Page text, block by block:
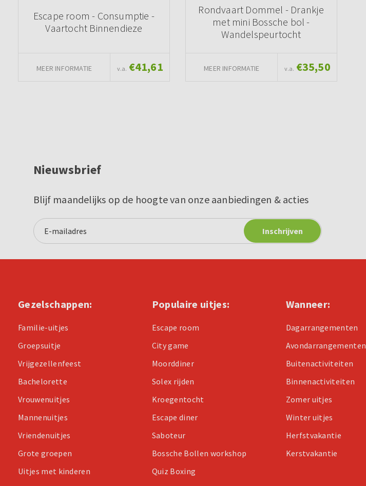
Escape room - Consumptie -
Vaartocht Binnendieze
MEER INFORMATIE v.a. €41,61
Rondvaart Dommel - Drankje
met mini Bossche bol -
Wandelspeurtocht
MEER INFORMATIE v.a. €35,50
Nieuwsbrief
Blijf maandelijks op de hoogte van onze aanbiedingen & acties
Gezelschappen:
Familie-uitjes
Groepsuitje
Vrijgezellenfeest
Bachelorette
Vrouwenuitjes
Mannenuitjes
Vriendenuitjes
Grote groepen
Uitjes met kinderen
Populaire uitjes:
Escape room
City game
Moorddiner
Solex rijden
Kroegentocht
Escape diner
Saboteur
Bossche Bollen workshop
Quiz Boxing
Wanneer:
Dagarrangementen
Avondarrangementen
Buitenactiviteiten
Binnenactiviteiten
Zomer uitjes
Winter uitjes
Herfstvakantie
Kerstvakantie